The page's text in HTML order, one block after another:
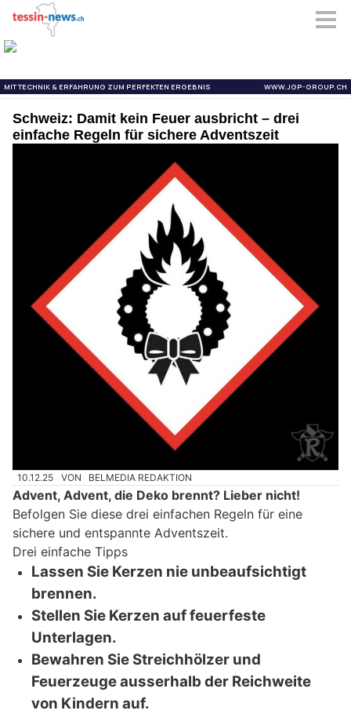
Schweiz: Damit kein Feuer ausbricht – drei
einfache Regeln für sichere Adventszeit
10.12.25 VON BELMEDIA REDAKTION
Advent, Advent, die Deko brennt? Lieber nicht!
Befolgen Sie diese drei einfachen Regeln für eine
sichere und entspannte Adventszeit.
Drei einfache Tipps
Lassen Sie Kerzen nie unbeaufsichtigt
brennen.
Stellen Sie Kerzen auf feuerfeste
Unterlagen.
Bewahren Sie Streichhölzer und
Feuerzeuge ausserhalb der Reichweite
von Kindern auf.